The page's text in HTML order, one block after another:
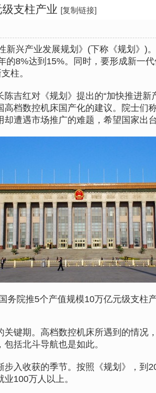
支柱产业 [复制链接]
新兴产业发展规划》(下称《规划》)
8%达到15%。同时，要形成新一
柱。
红对《规划》提出的“加快推进新
档数控机床国产化的建议。院士们
遭遇市场推广的难题，希望国家出
国务院推5个产值规模10万亿元级支柱
期。高档数控机床所遇到的情况
括北斗导航也是如此。
收获的季节。按照《规划》，到
100万人以上。